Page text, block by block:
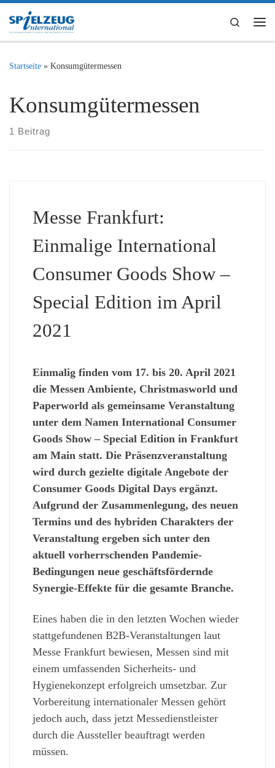
Zum Inhalt springen
Search
Startseite » Konsumgütermessen
Konsumgütermessen
1 Beitrag
Messe Frankfurt:
Einmalige International
Consumer Goods Show –
Special Edition im April
2021
Einmaligfinden vom 17. bis 20. April 2021
die Messen Ambiente, Christmasworld und
Paperworld als gemeinsame Veranstaltung
unter dem Namen International Consumer
Goods Show – Special Edition in Frankfurt
am Main statt. Die Präsenzveranstaltung
wird durch gezielte digitale Angebote der
Consumer Goods Digital Days ergänzt.
Aufgrund der Zusammenlegung, des neuen
Termins und des hybriden Charakters der
Veranstaltung ergeben sich unter den
aktuell vorherrschenden Pandemie-
Bedingungen neue geschäftsfördernde
Synergie-Effekte für die gesamte Branche.
Eines haben die in den letzten Wochen wieder
stattgefundenen B2B-Veranstaltungen laut
Messe Frankfurt bewiesen, Messen sind mit
einem umfassenden Sicherheits- und
Hygienekonzept erfolgreich umsetzbar. Zur
Vorbereitung internationaler Messen gehört
jedoch auch, dass jetzt Messedienstleister
durch die Aussteller beauftragt werden
müssen.